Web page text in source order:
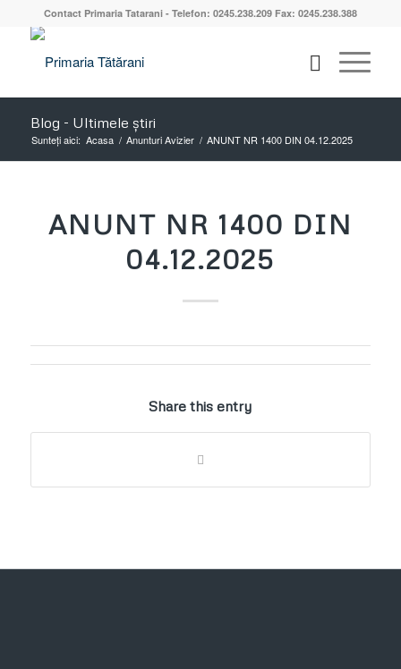
Contact Primaria Tatarani - Telefon: 0245.238.209 Fax: 0245.238.388
Blog - Ultimele știri
Sunteți aici: Acasa / Anunturi Avizier / ANUNT NR 1400 DIN 04.12.2025
ANUNT NR 1400 DIN
04.12.2025
Share this entry